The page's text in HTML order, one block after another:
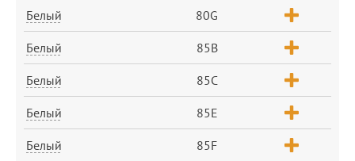
Белый 80G
Белый 85B
Белый 85C
Белый 85E
Белый 85F